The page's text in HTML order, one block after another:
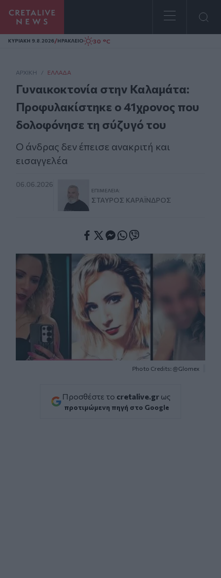
Homepage
ΚΥΡΙΑΚΗ 9.8.2026/ΗΡΑΚΛΕΙΟ 30 °C
ΑΡΧΙΚΗ / ΕΛΛΆΔΑ
Γυναικοκτονία στην Καλαμάτα:
Προφυλακίστηκε ο 41χρονος που
δολοφόνησε τη σύζυγό του
Ο άνδρας δεν έπεισε ανακριτή και
εισαγγελέα
06.06.2026
ΕΠΙΜΈΛΕΙΑ:
ΣΤΑΎΡΟΣ ΚΑΡΑΪ́ΝΔΡΟΣ
Photo Credits: @Glomex
Προσθέστε το cretalive.gr ως
προτιμώμενη πηγή στο Google